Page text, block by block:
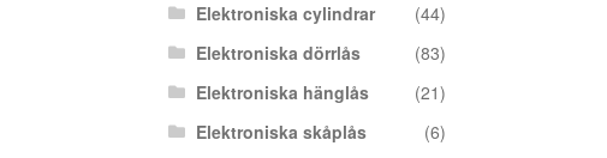
Elektroniska cylindrar
(44)
Elektroniska dörrlås
(83)
Elektroniska hänglås
(21)
Elektroniska skåplås
(6)